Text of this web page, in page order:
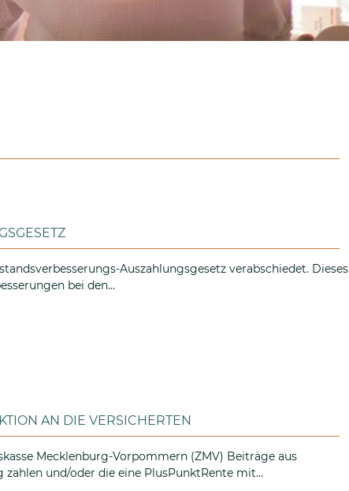
Auszahlungsgesetz verabschiedet. Dieses
bei den…
AN DIE VERSICHERTEN
Mecklenburg-Vorpommern (ZMV) Beiträge aus
und/oder die eine PlusPunktRente mit…